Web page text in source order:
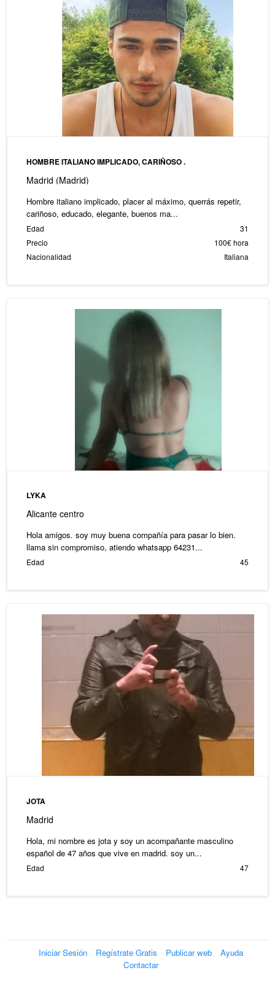
HOMBRE ITALIANO IMPLICADO, CARIÑOSO ️.
Madrid (Madrid)
Hombre italiano implicado, placer al máximo, querrás repetir,
cariñoso, educado, elegante, buenos ma...
Edad
31
Precio
100€ hora
Nacionalidad
Italiana
LYKA
Alicante centro
Hola amigos. soy muy buena compañía para pasar lo bien.
llama sin compromiso, atiendo whatsapp 64231...
Edad 45
JOTA
Madrid
Hola, mi nombre es jota y soy un acompañante masculino
español de 47 años que vive en madrid. soy un...
Edad 47
Iniciar Sesión Regístrate Gratis Publicar web
Ayuda
Contactar